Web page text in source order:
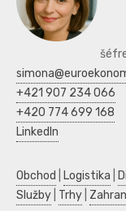
+421 907 234 066
+420 774 699 168
LinkedIn
Obchod Logistika
Služby Trhy